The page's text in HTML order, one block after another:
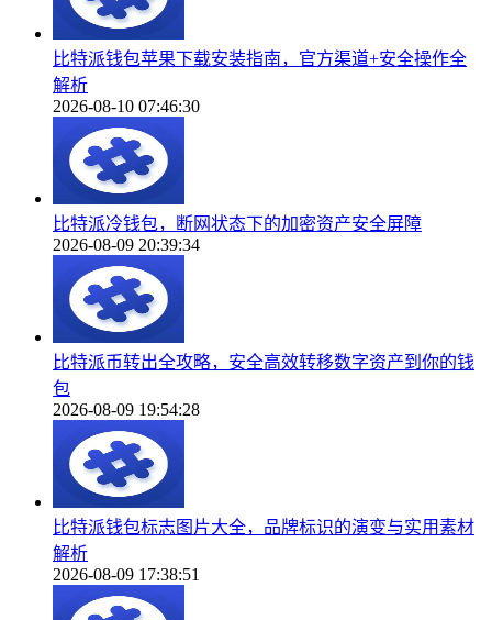
比特派钱包苹果下载安装指南，官方渠道+安全操作全
解析
2026-08-10 07:46:30
比特派冷钱包，断网状态下的加密资产安全屏障
2026-08-09 20:39:34
比特派币转出全攻略，安全高效转移数字资产到你的钱
包
2026-08-09 19:54:28
比特派钱包标志图片大全，品牌标识的演变与实用素材
解析
2026-08-09 17:38:51